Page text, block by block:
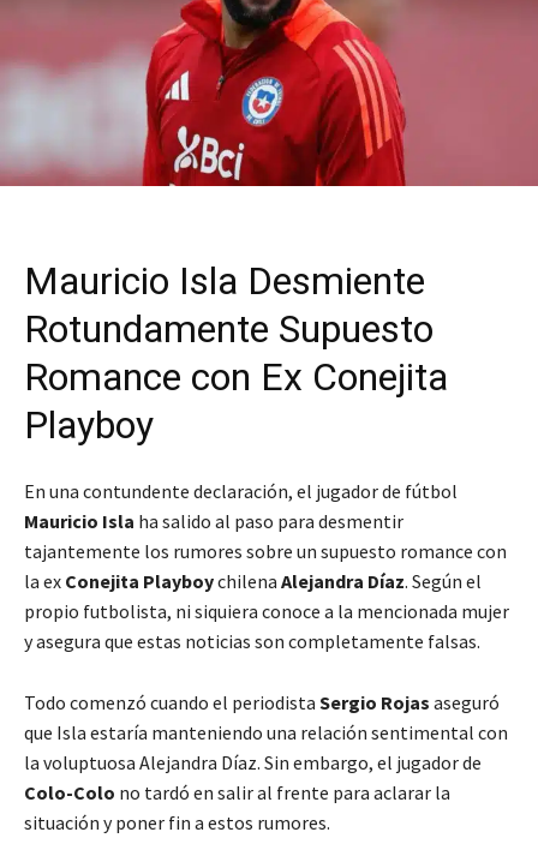
Mauricio Isla Desmiente
Rotundamente Supuesto
Romance con Ex Conejita
Playboy
En una contundente declaración, el jugador de fútbol
Mauricio Isla ha salido al paso para desmentir
tajantemente los rumores sobre un supuesto romance con
la ex Conejita Playboychilena Alejandra Díaz. Según el
propio futbolista, ni siquiera conoce a la mencionada mujer
y asegura que estas noticias son completamente falsas.
Todo comenzó cuando el periodista Sergio Rojas aseguró
que Isla estaría manteniendo una relación sentimental con
la voluptuosa Alejandra Díaz. Sin embargo, el jugador de
Colo-Colo no tardó en salir al frente para aclarar la
situación y poner fin a estos rumores.